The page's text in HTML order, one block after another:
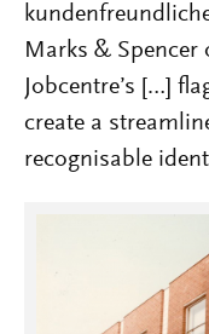
Marks &
Jobcentreʼs […]
create a
recognisable